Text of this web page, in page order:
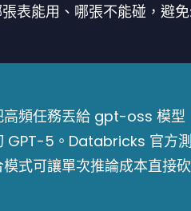
表能用、哪張不能碰，避
高頻任務丟給 gpt-oss 模型
GPT-5。Databricks 官方
式可讓單次推論成本直接砍